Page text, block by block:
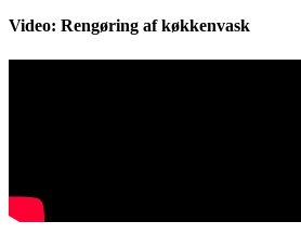
Video: Rengøring af køkkenvask